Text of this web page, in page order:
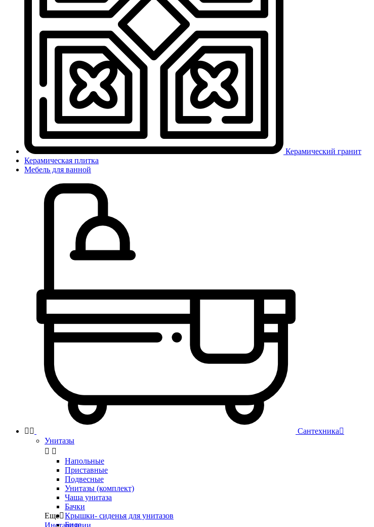
Керамический гранит
Керамическая плитка
Мебель для ванной
  Сантехника
Унитазы
 
Напольные
Приставные
Подвесные
Унитазы (комплект)
Чаша унитаза
Бачки
Крышки- сиденья для унитазов
Биде
Еще
Инсталляции